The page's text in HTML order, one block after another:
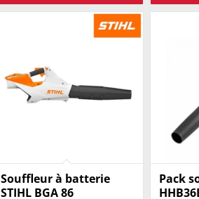
Souffleur à batterie
STIHL BGA 86
Pack